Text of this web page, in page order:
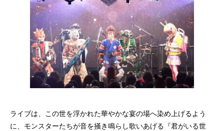
ライブは、この世を浮かれた華やかな宴の場へ染め上げるよう
に、モンスターたちが音を掻き鳴らし歌いあげる『君がいる世